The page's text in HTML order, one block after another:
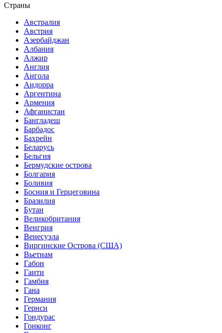
Страны
Австралия
Австрия
Азербайджан
Албания
Алжир
Англия
Ангола
Андорра
Аргентина
Армения
Афганистан
Бангладеш
Барбадос
Бахрейн
Беларусь
Бельгия
Бермудские острова
Болгария
Боливия
Босния и Герцеговина
Бразилия
Бутан
Великобритания
Венгрия
Венесуэла
Виргинские Острова (США)
Вьетнам
Габон
Гаити
Гамбия
Гана
Германия
Гернси
Гондурас
Гонконг